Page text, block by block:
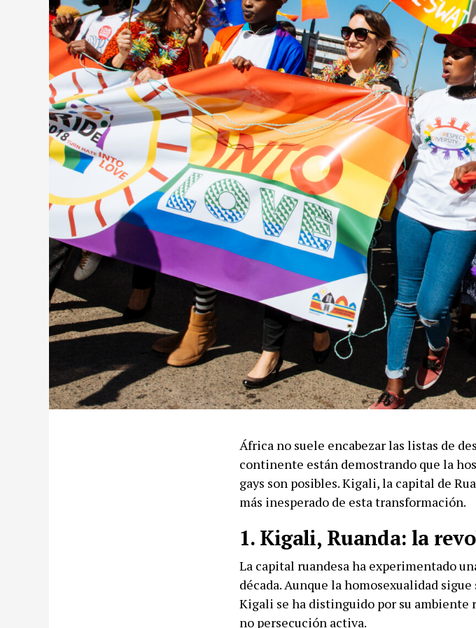
África no suele encabezar las listas de
continente están demostrando que la
gays son posibles. Kigali, la capital de
más inesperado de esta transformación.
1. Kigali, Ruanda: la
La capital ruandesa ha experimentado
década. Aunque la homosexualidad
Kigali se ha distinguido por su
no persecución activa.